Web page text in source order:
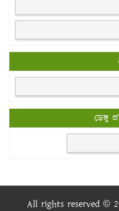
ডেঙ্গু
All rights reserved ©